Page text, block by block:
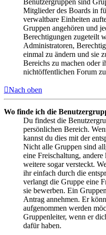
Benutzergruppen sind
Mitglieder des Boards in
verwaltbare Einheiten
Gruppen angehören und
Berechtigungen zugeteilt
Administratoren,
einmal zu ändern und sie
Bereichs zu machen oder
nichtöffentlichen Forum
Nach oben
Wo finde ich die
Du findest die
persönlichen Bereich.
kannst du dies mit der
Nicht alle Gruppen sind
eine Freischaltung, andere
weitere sogar versteckt.
ihr einfach durch die
verlangt die Gruppe eine
sie bewerben. Ein
Antrag annehmen. Er
aufgenommen werden
Gruppenleiter, wenn er
dafür haben.